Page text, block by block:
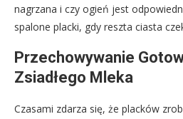
nagrzana i czy ogień jest
spalone placki, gdy reszta ciasta
Przechowywanie
Zsiadłego Mleka
Czasami zdarza się, że placków